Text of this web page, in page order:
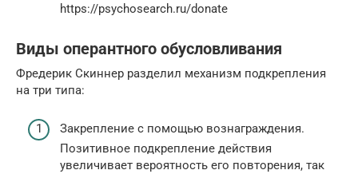
https://psychosearch.ru/donate
Виды оперантного обусловливания
Фредерик Скиннер разделил механизм подкрепления
на три типа:
Закрепление с помощью вознаграждения.
Позитивное подкрепление действия
увеличивает вероятность его повторения, так